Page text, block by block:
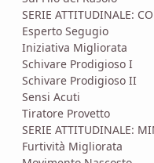
SERIE ATTITUDINALE:
Esperto Segugio
Iniziativa Migliorata
Schivare Prodigioso I
Schivare Prodigioso II
Sensi Acuti
Tiratore Provetto
SERIE ATTITUDINALE:
Furtività Migliorata